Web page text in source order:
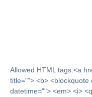
Allowed HTML tags:<a
title=""> <b> <blockquote
datetime=""> <em> <i>